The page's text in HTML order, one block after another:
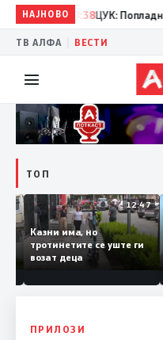
НАЈНОВО
08:38 ЦУК: Попладнево
ТВ АЛФА ВЕСТИ
ТОП
12:50
и
12:47
Казни има, но
тротинетите се уште ги
возат деца
ПРИЛОЗИ